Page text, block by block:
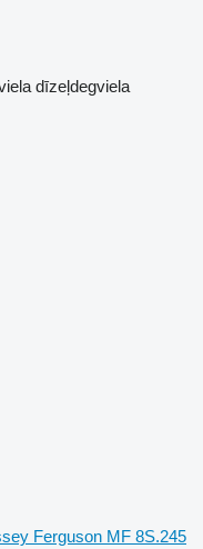
dīzeļdegviela
Ferguson MF 8S.245